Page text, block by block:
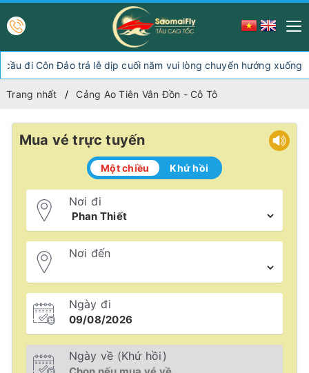
Đảo trả lễ dịp cuối năm vui lòng chuyển hướng xuống Sóc
Trang nhất Cảng Ao Tiên Vân Đồn - Cô Tô
Mua vé trực tuyến
Một chiều Khứ hồi
Nơi đi
Nơi đến
Ngày đi
Ngày về (Khứ hồi)